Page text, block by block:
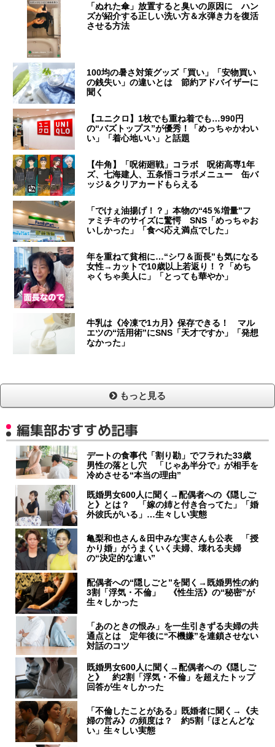
「ぬれた傘」放置すると臭いの原因に ハン
ズが紹介する正しい洗い方＆水弾き力を復活
させる方法
100均の暑さ対策グッズ「買い」「安物買い
の銭失い」の違いとは 節約アドバイザーに
聞く
【ユニクロ】1枚でも重ね着でも…990円
の“バズトップス”が優秀！「めっちゃかわい
い」「着心地いい」と話題
【牛角】「呪術廻戦」コラボ 呪術高専1年
ズ、七海建人、五条悟コラボメニュー 缶バ
ッジ＆クリアカードもらえる
「でけぇ油揚げ！？」本物の“45％増量”フ
ァミチキのサイズに驚愕 SNS「めっちゃお
いしかった」「食べ応え満点でした」
年を重ねて貧相に…“シワ＆面長”も気になる
女性→カットで10歳以上若返り！？「めち
ゃくちゃ美人に」「とっても華やか」
牛乳は《冷凍で1カ月》保存できる！ マル
エツの“活用術”にSNS「天才ですか」「発想
なかった」
もっと見る
編集部おすすめ記事
デートの食事代「割り勘」でフラれた33歳
男性の落とし穴 「じゃあ半分で」が相手を
冷めさせる“本当の理由”
既婚男女600人に聞く→配偶者への《隠しご
と》とは？ 「嫁の姉と付き合ってた」「婚
外彼氏がいる」…生々しい実態
亀梨和也さん＆田中みな実さんも公表 「授
かり婚」がうまくいく夫婦、壊れる夫婦
の“決定的な違い”
配偶者への“隠しごと”を聞く→既婚男性の約
3割「浮気・不倫」 《性生活》の“秘密”が
生々しかった
「あのときの恨み」を一生引きずる夫婦の共
通点とは 定年後に“不機嫌”を連鎖させない
対話のコツ
既婚男女600人に聞く→配偶者への《隠しご
と》 約2割「浮気・不倫」を超えたトップ
回答が生々しかった
「不倫したことがある」既婚者に聞く→《夫
婦の営み》の頻度は？ 約5割「ほとんどな
い」生々しい実態